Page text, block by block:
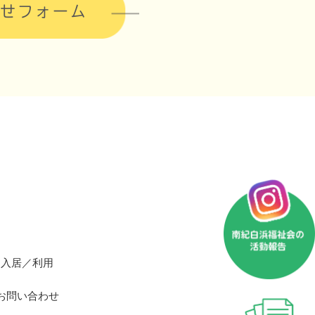
フォーム
入居／利用
問い合わせ